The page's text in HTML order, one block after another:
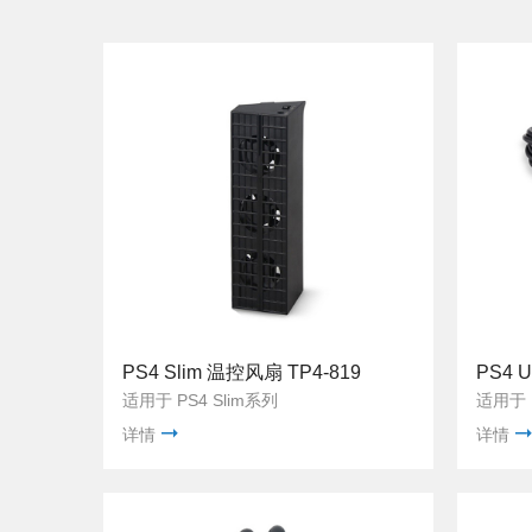
PS4 Slim 温控风扇 TP4-819
适用于 PS4 Slim系列
详情
PS4
适用于
详情